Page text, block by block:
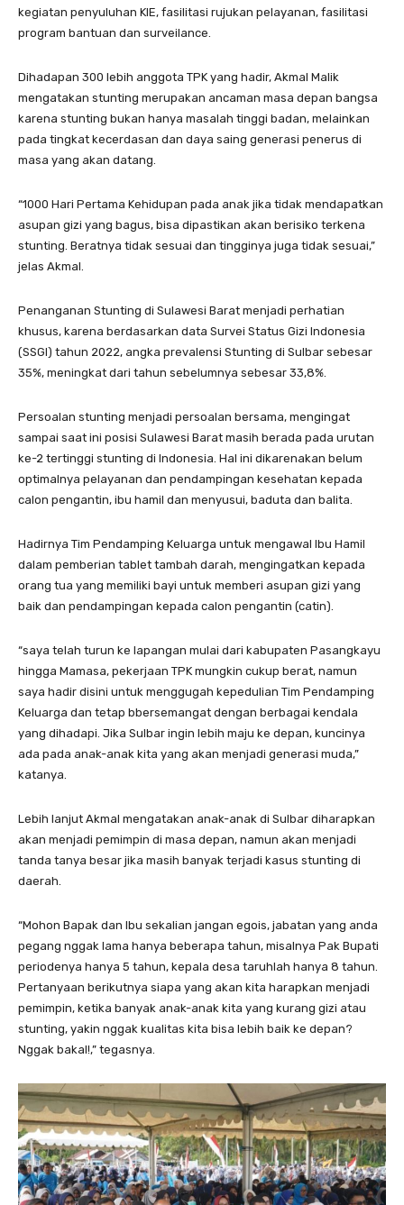
kegiatan penyuluhan KIE, fasilitasi rujukan pelayanan, fasilitasi
program bantuan dan surveilance.
Dihadapan 300 lebih anggota TPK yang hadir, Akmal Malik
mengatakan stunting merupakan ancaman masa depan bangsa
karena stunting bukan hanya masalah tinggi badan, melainkan
pada tingkat kecerdasan dan daya saing generasi penerus di
masa yang akan datang.
“1000 Hari Pertama Kehidupan pada anak jika tidak mendapatkan
asupan gizi yang bagus, bisa dipastikan akan berisiko terkena
stunting. Beratnya tidak sesuai dan tingginya juga tidak sesuai,”
jelas Akmal.
Penanganan Stunting di Sulawesi Barat menjadi perhatian
khusus, karena berdasarkan data Survei Status Gizi Indonesia
(SSGI) tahun 2022, angka prevalensi Stunting di Sulbar sebesar
35%, meningkat dari tahun sebelumnya sebesar 33,8%.
Persoalan stunting menjadi persoalan bersama, mengingat
sampai saat ini posisi Sulawesi Barat masih berada pada urutan
ke-2 tertinggi stunting di Indonesia. Hal ini dikarenakan belum
optimalnya pelayanan dan pendampingan kesehatan kepada
calon pengantin, ibu hamil dan menyusui, baduta dan balita.
Hadirnya Tim Pendamping Keluarga untuk mengawal Ibu Hamil
dalam pemberian tablet tambah darah, mengingatkan kepada
orang tua yang memiliki bayi untuk memberi asupan gizi yang
baik dan pendampingan kepada calon pengantin (catin).
“saya telah turun ke lapangan mulai dari kabupaten Pasangkayu
hingga Mamasa, pekerjaan TPK mungkin cukup berat, namun
saya hadir disini untuk menggugah kepedulian Tim Pendamping
Keluarga dan tetap bbersemangat dengan berbagai kendala
yang dihadapi. Jika Sulbar ingin lebih maju ke depan, kuncinya
ada pada anak-anak kita yang akan menjadi generasi muda,”
katanya.
Lebih lanjut Akmal mengatakan anak-anak di Sulbar diharapkan
akan menjadi pemimpin di masa depan, namun akan menjadi
tanda tanya besar jika masih banyak terjadi kasus stunting di
daerah.
“Mohon Bapak dan Ibu sekalian jangan egois, jabatan yang anda
pegang nggak lama hanya beberapa tahun, misalnya Pak Bupati
periodenya hanya 5 tahun, kepala desa taruhlah hanya 8 tahun.
Pertanyaan berikutnya siapa yang akan kita harapkan menjadi
pemimpin, ketika banyak anak-anak kita yang kurang gizi atau
stunting, yakin nggak kualitas kita bisa lebih baik ke depan?
Nggak bakal!,” tegasnya.